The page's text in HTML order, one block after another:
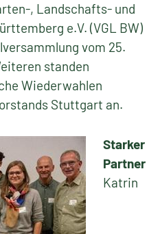
, Landschafts- und
e.V. (VGL BW)
vom 25.
standen
Wiederwahlen
Stuttgart an.
Starker
Partner
Katrin